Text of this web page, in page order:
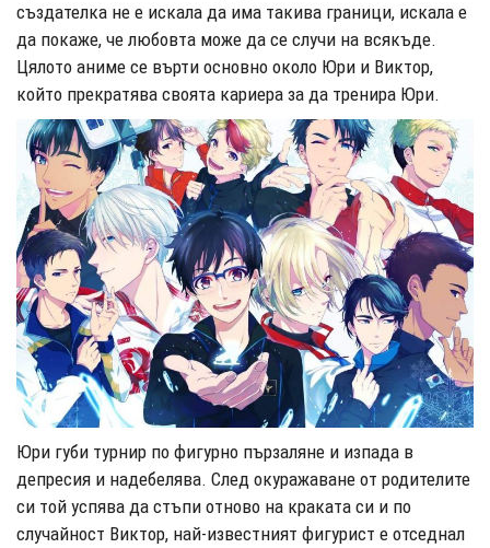
създателка не е искала да има такива граници, искала е
да покаже, че любовта може да се случи на всякъде.
Цялото аниме се върти основно около Юри и Виктор,
който прекратява своята кариера за да тренира Юри.
Юри губи турнир по фигурно пързаляне и изпада в
депресия и надебелява. След окуражаване от родителите
си той успява да стъпи отново на краката си и по
случайност Виктор, най-известният фигурист е отседнал